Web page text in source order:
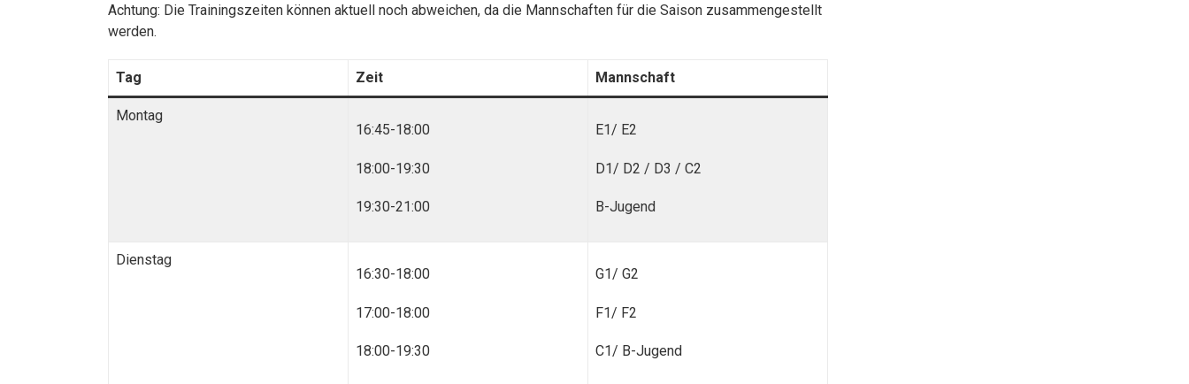
Achtung: Die Trainingszeiten können aktuell noch abweichen, da die Mannschaften für die Saison zusammengestellt
werden.
Tag Zeit Mannschaft
Montag
16:45-18:00
18:00-19:30
19:30-21:00
E1/ E2
D1/ D2 / D3 / C2
B-Jugend
Dienstag
16:30-18:00
17:00-18:00
18:00-19:30
G1/ G2
F1/ F2
C1/ B-Jugend